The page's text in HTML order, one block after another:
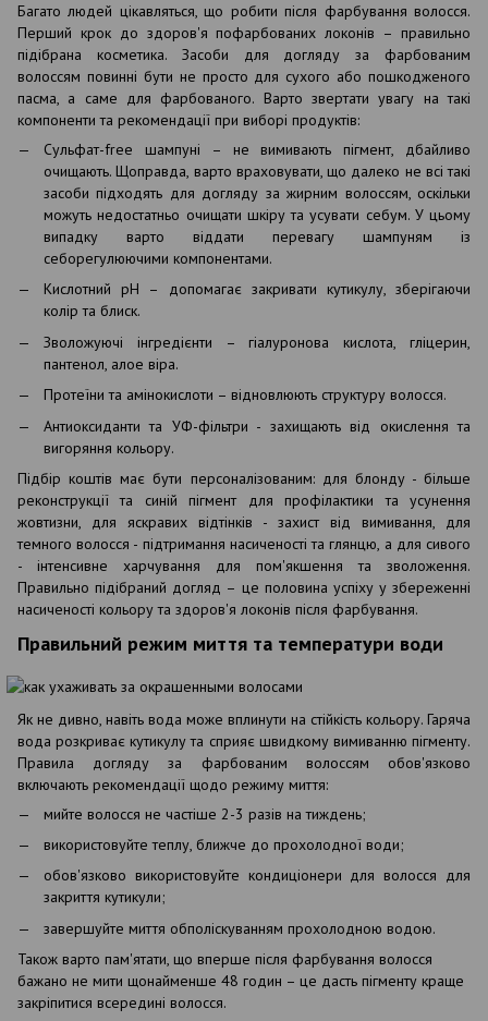
Багато людей цікавляться, що робити після фарбування волосся.
Перший крок до здоров'я пофарбованих локонів – правильно
підібрана косметика. Засоби для догляду за фарбованим
волоссям повинні бути не просто для сухого або пошкодженого
пасма, а саме для фарбованого. Варто звертати увагу на такі
компоненти та рекомендації при виборі продуктів:
Сульфат-free шампуні – не вимивають пігмент, дбайливо
очищають. Щоправда, варто враховувати, що далеко не всі такі
засоби підходять для догляду за жирним волоссям, оскільки
можуть недостатньо очищати шкіру та усувати себум. У цьому
випадку варто віддати перевагу шампуням із
себорегулюючими компонентами.
Кислотний pH – допомагає закривати кутикулу, зберігаючи
колір та блиск.
Зволожуючі інгредієнти – гіалуронова кислота, гліцерин,
пантенол, алое віра.
Протеїни та амінокислоти – відновлюють структуру волосся.
Антиоксиданти та УФ-фільтри - захищають від окислення та
вигоряння кольору.
Підбір коштів має бути персоналізованим: для блонду - більше
реконструкції та синій пігмент для профілактики та усунення
жовтизни, для яскравих відтінків - захист від вимивання, для
темного волосся - підтримання насиченості та глянцю, а для сивого
- інтенсивне харчування для пом'якшення та зволоження.
Правильно підібраний догляд – це половина успіху у збереженні
насиченості кольору та здоров'я локонів після фарбування.
Правильний режим миття та температури води
Як не дивно, навіть вода може вплинути на стійкість кольору. Гаряча
вода розкриває кутикулу та сприяє швидкому вимиванню пігменту.
Правила догляду за фарбованим волоссям обов'язково
включають рекомендації щодо режиму миття:
мийте волосся не частіше 2-3 разів на тиждень;
використовуйте теплу, ближче до прохолодної води;
обов'язково використовуйте кондиціонери для волосся для
закриття кутикули;
завершуйте миття обполіскуванням прохолодною водою.
Також варто пам'ятати, що вперше після фарбування волосся
бажано не мити щонайменше 48 годин – це дасть пігменту краще
закріпитися всередині волосся.